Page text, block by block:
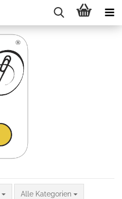
Alle Kategorien